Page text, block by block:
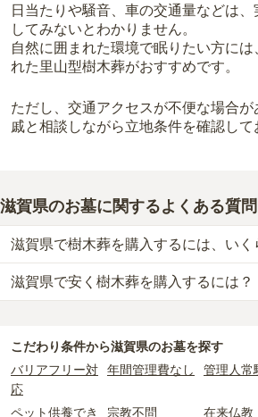
日当たりや騒音、車の交通量などは
してみないとわかりません。
自然に囲まれた環境で眠りたい方に
れた里山型樹木葬がおすすめです。
ただし、交通アクセスが不便な場合
戚と相談しながら立地条件を確認して
滋賀県のお墓に関するよくある質問
滋賀県で樹木葬を購入するには、いく
滋賀県での購入費用の目安は、樹木葬が約
樹木葬・納骨堂・永代供養墓は、基本的に
なお、お墓によっては以下の費用が別途か
・
：お墓を新しく建てた際
滋賀県で安く樹木葬を購入するには？
葬 で、 15万円 からお求めいただけます。
する「合祀墓（ごうしぼ）」と呼ばれるタ
比べて省スペースで管理の手間がかからな
こだわり条件から滋賀県のお墓を探す
バリアフリー対
応
年間管理費なし 管理人常
ペット供養でき
宗教不問 在来仏教